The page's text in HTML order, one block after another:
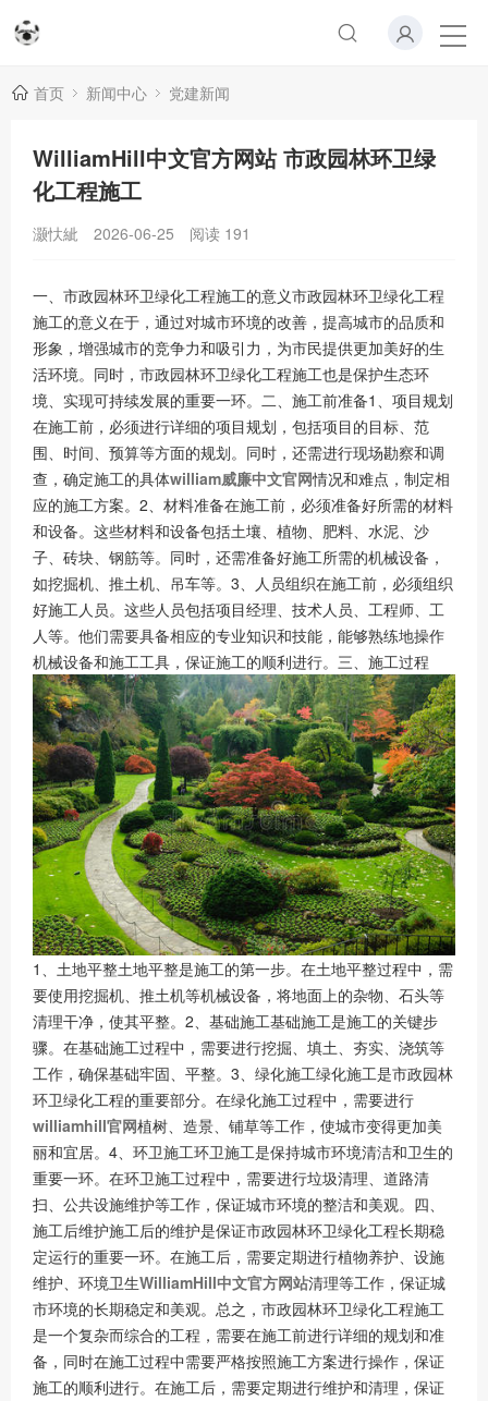
首页 新闻中心 党建新闻
WilliamHill中文官方网站 市政园林环卫绿
化工程施工
灏忕紪 2026-06-25 阅读 191
一、市政园林环卫绿化工程施工的意义市政园林环卫绿化工程
施工的意义在于，通过对城市环境的改善，提高城市的品质和
形象，增强城市的竞争力和吸引力，为市民提供更加美好的生
活环境。同时，市政园林环卫绿化工程施工也是保护生态环
境、实现可持续发展的重要一环。二、施工前准备1、项目规划
在施工前，必须进行详细的项目规划，包括项目的目标、范
围、时间、预算等方面的规划。同时，还需进行现场勘察和调
查，确定施工的具体william威廉中文官网情况和难点，制定相
应的施工方案。2、材料准备在施工前，必须准备好所需的材料
和设备。这些材料和设备包括土壤、植物、肥料、水泥、沙
子、砖块、钢筋等。同时，还需准备好施工所需的机械设备，
如挖掘机、推土机、吊车等。3、人员组织在施工前，必须组织
好施工人员。这些人员包括项目经理、技术人员、工程师、工
人等。他们需要具备相应的专业知识和技能，能够熟练地操作
机械设备和施工工具，保证施工的顺利进行。三、施工过程
1、土地平整土地平整是施工的第一步。在土地平整过程中，需
要使用挖掘机、推土机等机械设备，将地面上的杂物、石头等
清理干净，使其平整。2、基础施工基础施工是施工的关键步
骤。在基础施工过程中，需要进行挖掘、填土、夯实、浇筑等
工作，确保基础牢固、平整。3、绿化施工绿化施工是市政园林
环卫绿化工程的重要部分。在绿化施工过程中，需要进行
williamhill官网植树、造景、铺草等工作，使城市变得更加美
丽和宜居。4、环卫施工环卫施工是保持城市环境清洁和卫生的
重要一环。在环卫施工过程中，需要进行垃圾清理、道路清
扫、公共设施维护等工作，保证城市环境的整洁和美观。四、
施工后维护施工后的维护是保证市政园林环卫绿化工程长期稳
定运行的重要一环。在施工后，需要定期进行植物养护、设施
维护、环境卫生WilliamHill中文官方网站清理等工作，保证城
市环境的长期稳定和美观。总之，市政园林环卫绿化工程施工
是一个复杂而综合的工程，需要在施工前进行详细的规划和准
备，同时在施工过程中需要严格按照施工方案进行操作，保证
施工的顺利进行。在施工后，需要定期进行维护和清理，保证